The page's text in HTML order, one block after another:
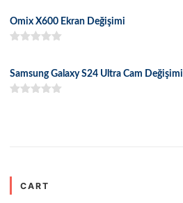
Omix X600 Ekran Değişimi
Samsung Galaxy S24 Ultra Cam Değişimi
CART